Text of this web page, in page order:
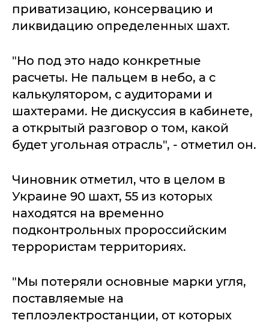
приватизацию, консервацию и
ликвидацию определенных шахт.
"Но под это надо конкретные
расчеты. Не пальцем в небо, а с
калькулятором, с аудиторами и
шахтерами. Не дискуссия в кабинете,
а открытый разговор о том, какой
будет угольная отрасль", - отметил он.
Чиновник отметил, что в целом в
Украине 90 шахт, 55 из которых
находятся на временно
подконтрольных пророссийским
террористам территориях.
"Мы потеряли основные марки угля,
поставляемые на
теплоэлектростанции, от которых